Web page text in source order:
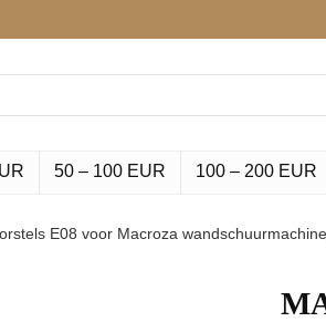
50 – 100 EUR 100 – 200 EUR
E08 voor Macroza